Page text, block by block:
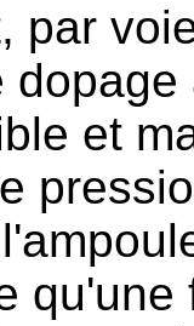
par
et
qu'une